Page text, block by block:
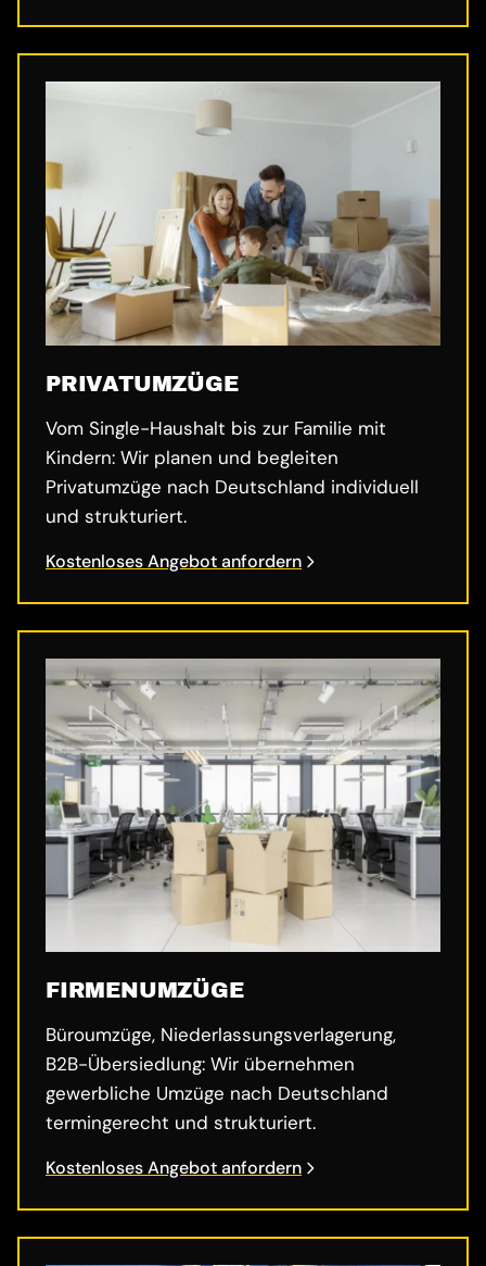
PRIVATUMZÜGE
Vom Single-Haushalt bis zur Familie mit
Kindern: Wir planen und begleiten
Privatumzüge nach Deutschland individuell
und strukturiert.
Kostenloses Angebot anfordern
FIRMENUMZÜGE
Büroumzüge, Niederlassungsverlagerung,
B2B-Übersiedlung: Wir übernehmen
gewerbliche Umzüge nach Deutschland
termingerecht und strukturiert.
Kostenloses Angebot anfordern